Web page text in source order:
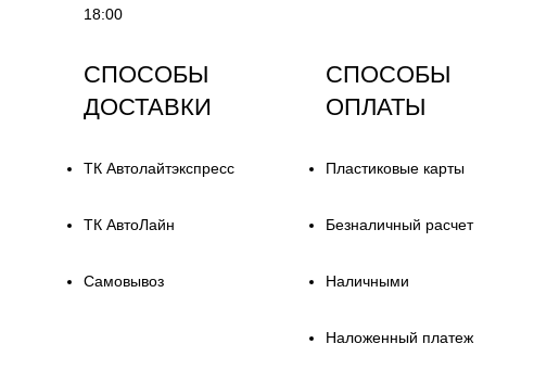
18:00
СПОСОБЫ
ДОСТАВКИ
ТК Автолайтэкспресс
ТК АвтоЛайн
Самовывоз
СПОСОБЫ
ОПЛАТЫ
Пластиковые карты
Безналичный расчет
Наличными
Наложенный платеж